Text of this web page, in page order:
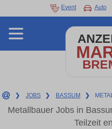
Event Auto
❯ JOBS ❯ BASSUM ❯
Metallbauer Jobs in
Teilzeit